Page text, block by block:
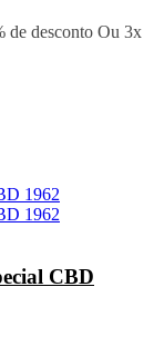
de desconto Ou 3x
CBD